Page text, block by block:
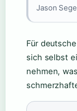
Jason
Für
sich selbst
nehmen,